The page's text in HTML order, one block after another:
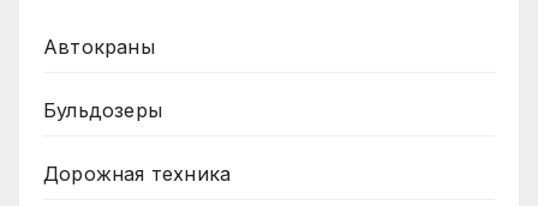
Автокраны
Бульдозеры
Дорожная техника